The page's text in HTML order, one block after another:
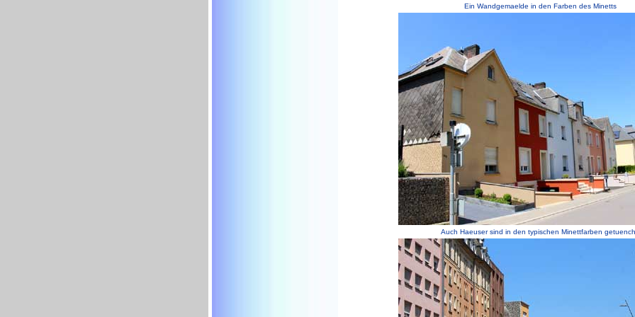
Ein Wandgemaelde in den Farben des Minetts
Auch Haeuser sind in den typischen Minettfarben